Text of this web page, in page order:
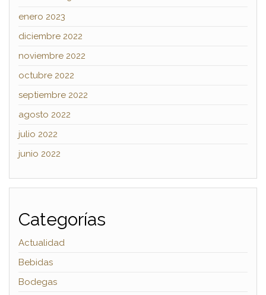
enero 2023
diciembre 2022
noviembre 2022
octubre 2022
septiembre 2022
agosto 2022
julio 2022
junio 2022
Categorías
Actualidad
Bebidas
Bodegas